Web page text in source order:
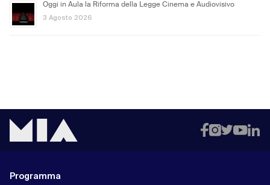
Oggi in Aula la Riforma della Legge Cinema e Audiovisivo
3 Agosto 2026
Programma